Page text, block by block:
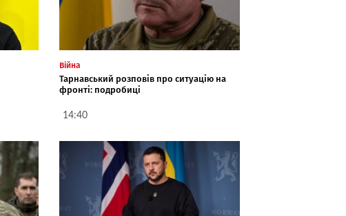
Війна
Тарнавський розповів про ситуацію на
фронті: подробиці
14:40